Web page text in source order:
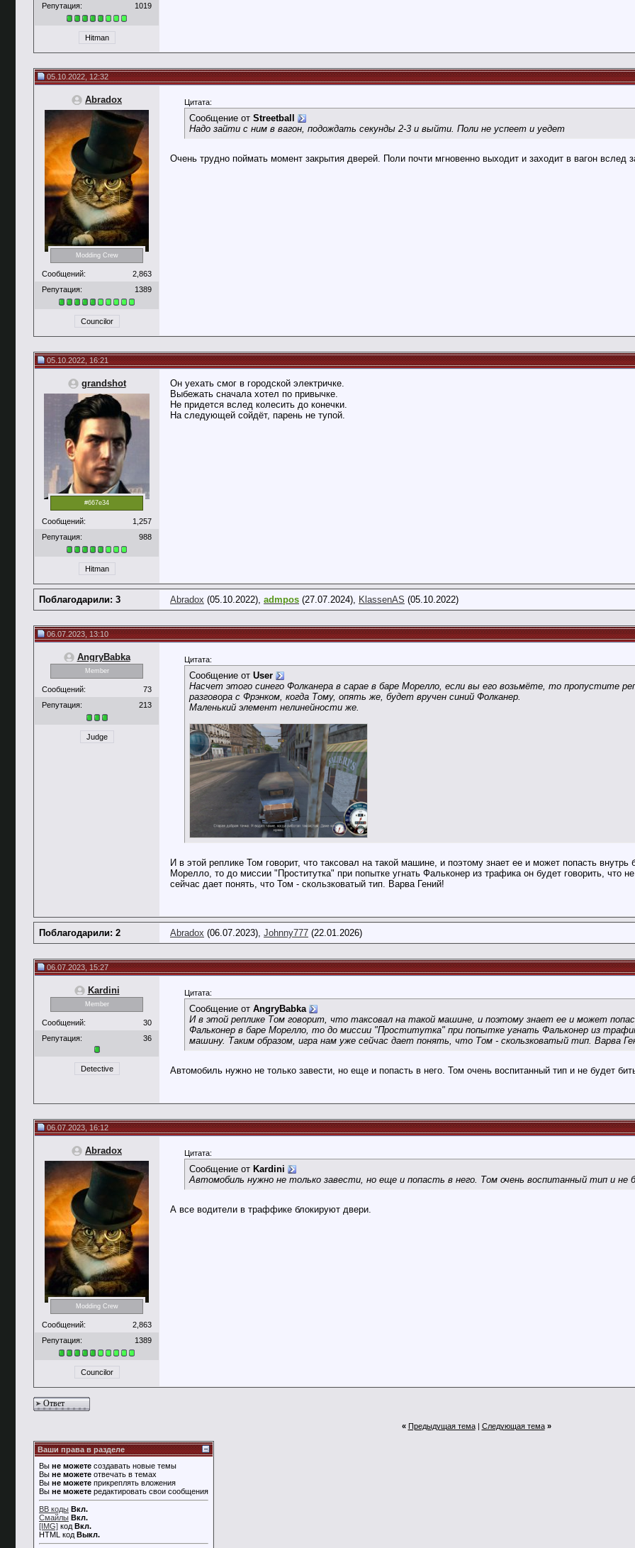
Репутация:
1019
Hitman
05.10.2022, 12:32
Abradox
Modding Crew
Сообщений:
2,863
Репутация:
1389
Councilor
Цитата:
Сообщение от Streetball
Надо зайти с ним в вагон, подождать секунды 2-3 и выйти. Поли не успеет и уедет
Очень трудно поймать момент закрытия дверей. Поли почти мгновенно выходит и заходит в вагон
05.10.2022, 16:21
grandshot
#667e34
Сообщений:
1,257
Репутация:
988
Hitman
Он уехать смог в городской электричке.
Выбежать сначала хотел по привычке.
Не придется вслед колесить до конечки.
На следующей сойдёт, парень не тупой.
Поблагодарили: 3 Abradox (05.10.2022), admpos (27.07.2024), KlassenAS (05.10.2022)
06.07.2023, 13:10
AngryBabka
Member
Сообщений:
73
Репутация:
213
Judge
Цитата:
Сообщение от User
Насчет этого синего Фолканера в сарае в баре Морелло, если вы его возьмёте, то пропустите
разговора с Фрэнком, когда Тому, опять же, будет вручен синий Фолканер.
Маленький элемент нелинейности же.
И в этой реплике Том говорит, что таксовал на такой машине, и поэтому знает ее и может попасть
Морелло, то до миссии "Проститутка" при попытке угнать Фальконер из трафика он будет говорить, что
сейчас дает понять, что Том - скользковатый тип. Варва Гений!
Поблагодарили: 2 Abradox (06.07.2023), Johnny777 (22.01.2026)
06.07.2023, 15:27
Kardini
Member
Сообщений:
30
Репутация:
36
Detective
Цитата:
Сообщение от AngryBabka
И в этой реплике Том говорит, что таксовал на такой машине, и поэтому знает ее и может
Фальконер в баре Морелло, то до миссии "Проститутка" при попытке угнать Фальконер из
машину. Таким образом, игра нам уже сейчас дает понять, что Том - скользковатый тип. Варва
Автомобиль нужно не только завести, но еще и попасть в него. Том очень воспитанный тип и не будет
06.07.2023, 16:12
Abradox
Modding Crew
Сообщений:
2,863
Репутация:
1389
Councilor
Цитата:
Сообщение от Kardini
Автомобиль нужно не только завести, но еще и попасть в него. Том очень воспитанный тип и не
А все водители в траффике блокируют двери.
Ответ
« Предыдущая тема| Следующая тема »
Ваши права в разделе
Вы не можете создавать новые темы
Вы не можете отвечать в темах
Вы не можете прикреплять вложения
Вы не можете редактировать свои сообщения
BB коды Вкл.
Смайлы Вкл.
[IMG] код Вкл.
HTML код Выкл.